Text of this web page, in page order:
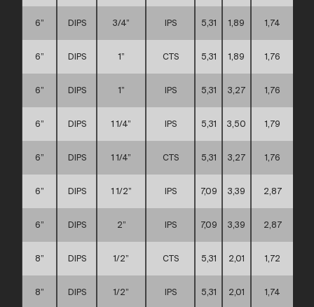
6” DIPS 3/4” IPS 5,31 1,89 1,74
6” DIPS 1” CTS 5,31 1,89 1,76
6” DIPS 1” IPS 5,31 3,27 1,76
6” DIPS 1 1/4” IPS 5,31 3,50 1,79
6” DIPS 1 1/4” CTS 5,31 3,27 1,76
6” DIPS 1 1/2” IPS 7,09 3,39 2,87
6” DIPS 2” IPS 7,09 3,39 2,87
8” DIPS 1/2” CTS 5,31 2,01 1,72
8” DIPS 1/2” IPS 5,31 2,01 1,74